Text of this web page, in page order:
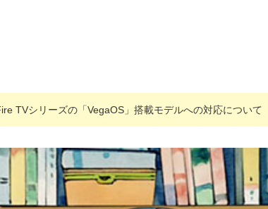
TVシリーズの「VegaOS」搭載モデルへの対応について